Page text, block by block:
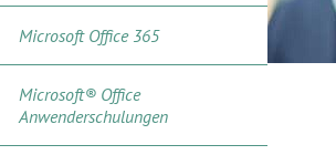
Microsoft Office 365
Microsoft® Office
Anwenderschulungen